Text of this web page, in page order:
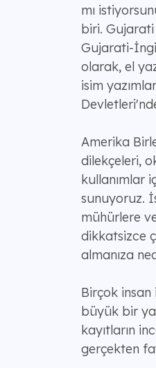
mı
biri. Gujarati
Gujarati-
olarak, el
isim
Amerika
dilekçeleri,
kullanımlar
sunuyoruz.
mühürlere
dikkatsizce
almanıza
Birçok insan
büyük bir
kayıtların
gerçekten